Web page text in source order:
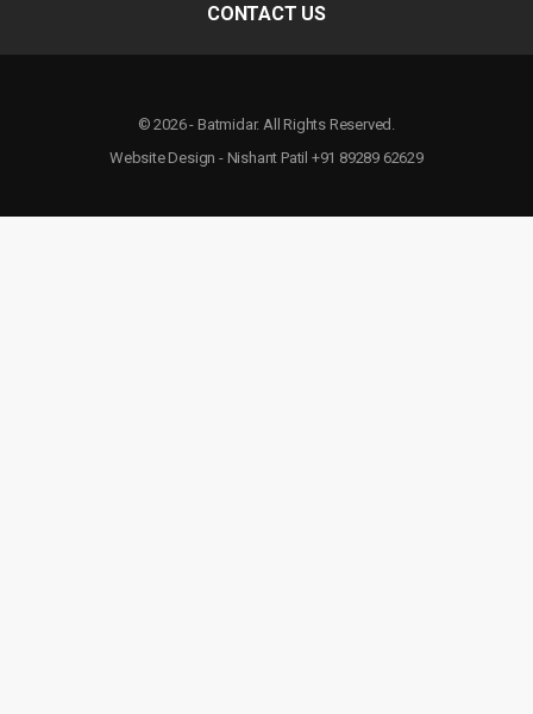
CONTACT US
© 2026 - Batmidar. All Rights Reserved.
Website Design - Nishant Patil +91 89289 62629